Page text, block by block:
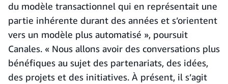
du modèle transactionnel qui en représentait une
partie inhérente durant des années et s’orientent
vers un modèle plus automatisé », poursuit
Canales. « Nous allons avoir des conversations plus
bénéfiques au sujet des partenariats, des idées,
des projets et des initiatives. À présent, il s’agit